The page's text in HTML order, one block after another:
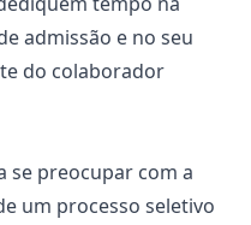
admissão e no seu
do colaborador
se preocupar com a
um processo seletivo